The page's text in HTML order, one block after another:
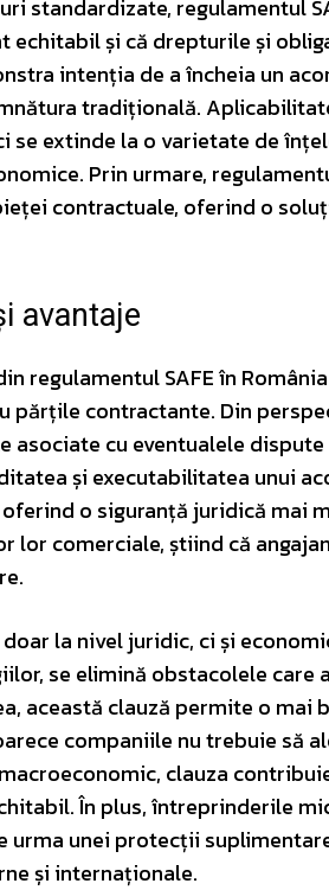
standardizate, regulamentul
echitabil și că drepturile și
intenția de a încheia un
tradițională.
se extinde la o varietate de
Prin urmare,
contractuale, oferind o
avantaje
regulamentul SAFE în
părțile contractante. Din
asociate cu eventualele
și executabilitatea unui
o siguranță juridică mai
lor comerciale, știind că
la nivel juridic, ci și
se elimină obstacolele
această clauză permite o
companiile nu trebuie să
clauza
În plus, întreprinderile
urma unei protecții
și internaționale.